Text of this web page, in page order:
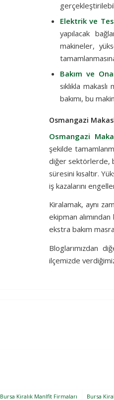
Elektrik ve
yapılacak
makineler,
Bakım ve
sıklıkla
bakımı, bu
Osmangazi
Osmangazi
şekilde
diğer sektörlerde,
süresini kısaltır.
iş kazalarını
Kiralamak, aynı
ekipman
ekstra bakım
Bloglarımızdan
ilçemizde
Bursa Kiralık Manlfit Firmaları Bursa